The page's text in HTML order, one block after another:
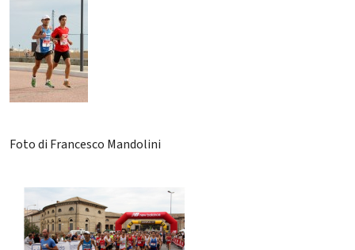
Foto di Francesco Mandolini